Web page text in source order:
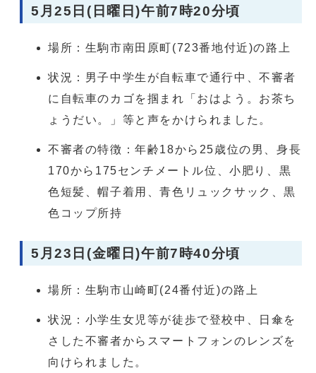
5月25日(日曜日)午前7時20分頃
場所：生駒市南田原町(723番地付近)の路上
状況：男子中学生が自転車で通行中、不審者
に自転車のカゴを掴まれ「おはよう。お茶ち
ょうだい。」等と声をかけられました。
不審者の特徴：年齢18から25歳位の男、身長
170から175センチメートル位、小肥り、黒
色短髪、帽子着用、青色リュックサック、黒
色コップ所持
5月23日(金曜日)午前7時40分頃
場所：生駒市山崎町(24番付近)の路上
状況：小学生女児等が徒歩で登校中、日傘を
さした不審者からスマートフォンのレンズを
向けられました。